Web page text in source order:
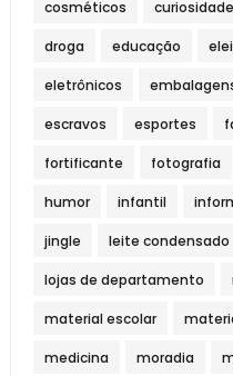
cosméticos
droga educação
eletrônicos
escravos esportes
fortificante fotografia
humor infantil
jingle leite condensado
lojas de departamento
material escolar
medicina moradia